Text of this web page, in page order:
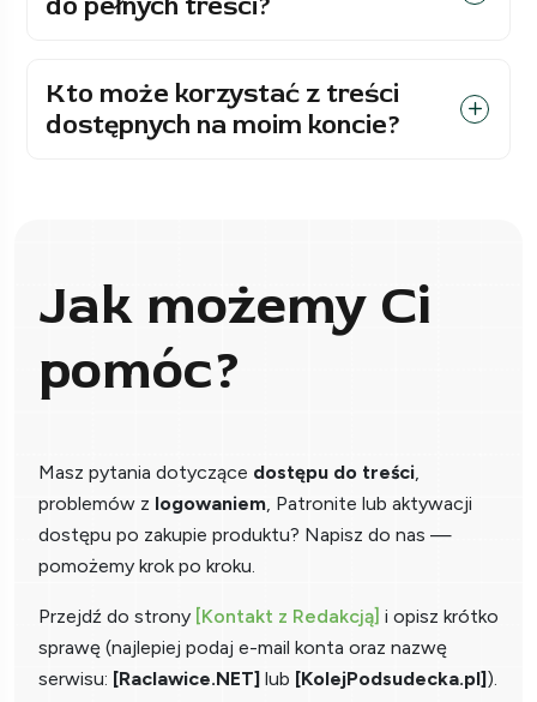
Kto może korzystać z treści
dostępnych na moim koncie?
Jak możemy Ci
pomóc?
Masz pytania dotyczące dostępu do treści,
problemów z logowaniem, Patronite lub aktywacji
dostępu po zakupie produktu? Napisz do nas —
pomożemy krok po kroku.
Przejdź do strony [Kontakt z Redakcją] i opisz krótko
sprawę (najlepiej podaj e-mail konta oraz nazwę
serwisu: [Raclawice.NET] lub [KolejPodsudecka.pl]).